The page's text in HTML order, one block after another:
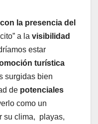
con la presencia del
a la visibilidad
estar
turística
surgidas bien
de potenciales
como un
su clima, playas,